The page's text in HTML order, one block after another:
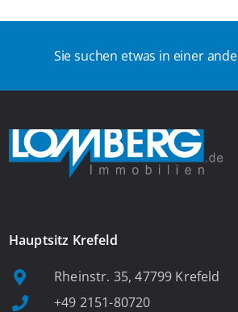
Sie suchen etwas in einer
Hauptsitz Krefeld
Rheinstr. 35, 47799 Krefeld
+49 2151-80720